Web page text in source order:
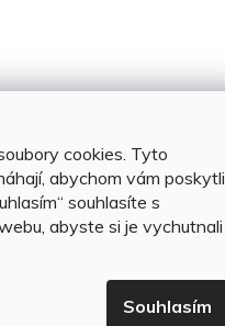
cookies. Tyto
abychom vám poskytli
souhlasíte s
abyste si je vychutnali
Souhlasím
á
a
c
í
p